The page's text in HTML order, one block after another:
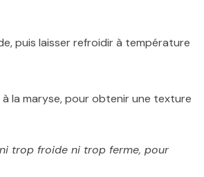
puis laisser refroidir à température
la maryse, pour obtenir une texture
trop froide ni trop ferme, pour